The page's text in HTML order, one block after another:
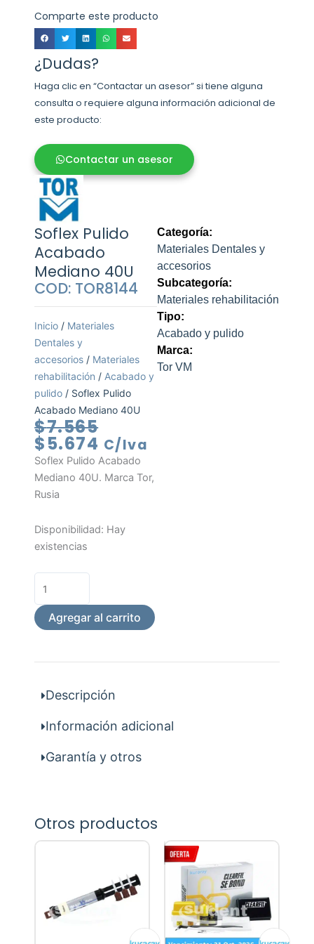
Comparte este producto
¿Dudas?
Haga clic en “Contactar un asesor” si tiene alguna
consulta o requiere alguna información adicional de
este producto:
Contactar un asesor
Soflex Pulido
Acabado
Mediano 40U
COD: TOR8144
Inicio / Materiales
Dentales y
accesorios / Materiales
rehabilitación / Acabado y
pulido / Soflex Pulido
Acabado Mediano 40U
$7.565El
precio
original
era:
$5.674
El
precio
actual
es:
C/Iva
Soflex Pulido Acabado
Mediano 40U. Marca Tor,
Rusia
Disponibilidad: Hay
existencias
Soflex
Pulido
40U
cantidad
Agregar al carrito
Categoría:
Materiales Dentales y
accesorios
Subcategoría:
Materiales rehabilitación
Tipo:
Acabado y pulido
Marca:
Tor VM
Descripción
Información adicional
Garantía y otros
Otros productos